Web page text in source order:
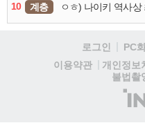
10
계층 ㅇㅎ) 나이키 역사
로그인 PC
이용약관
개인정보
불법촬